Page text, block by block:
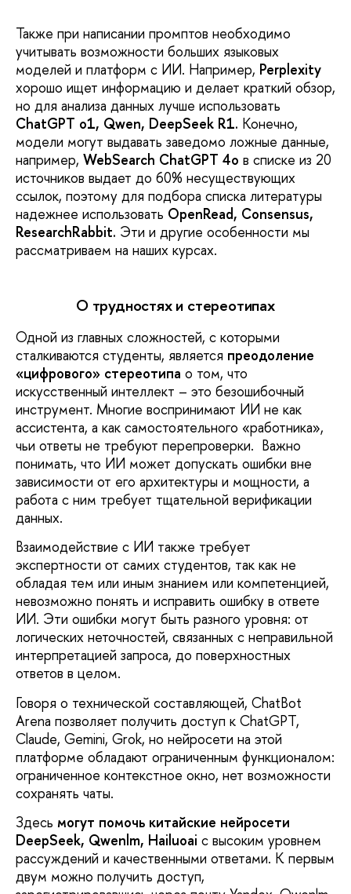
Также при написании промптов необходимо
учитывать возможности больших языковых
моделей и платформ с ИИ. Например, Perplexity
хорошо ищет информацию и делает краткий обзор,
но для анализа данных лучше использовать
ChatGPT o1, Qwen, DeepSeek R1. Конечно,
модели могут выдавать заведомо ложные данные,
например, WebSearch ChatGPT 4o в списке из 20
источников выдает до 60% несуществующих
ссылок, поэтому для подбора списка литературы
надежнее использовать OpenRead, Consensus,
ResearchRabbit. Эти и другие особенности мы
рассматриваем на наших курсах.
О трудностях и стереотипах
Одной из главных сложностей, с которыми
сталкиваются студенты, является преодоление
«цифрового» стереотипа о том, что
искусственный интеллект – это безошибочный
инструмент. Многие воспринимают ИИ не как
ассистента, а как самостоятельного «работника»,
чьи ответы не требуют перепроверки. Важно
понимать, что ИИ может допускать ошибки вне
зависимости от его архитектуры и мощности, а
работа с ним требует тщательной верификации
данных.
Взаимодействие с ИИ также требует
экспертности от самих студентов, так как не
обладая тем или иным знанием или компетенцией,
невозможно понять и исправить ошибку в ответе
ИИ. Эти ошибки могут быть разного уровня: от
логических неточностей, связанных с неправильной
интерпретацией запроса, до поверхностных
ответов в целом.
Говоря о технической составляющей, ChatBot
Arena позволяет получить доступ к ChatGPT,
Claude, Gemini, Grok, но нейросети на этой
платформе обладают ограниченным функционалом:
ограниченное контекстное окно, нет возможности
сохранять чаты.
Здесь могут помочь китайские нейросети
DeepSeek, Qwenlm, Hailuoai с высоким уровнем
рассуждений и качественными ответами. К первым
двум можно получить доступ,